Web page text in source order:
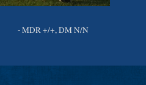
- MDR +/+, DM N/N